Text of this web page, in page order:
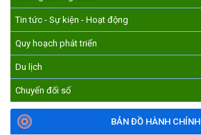
Tin tức - Sự kiện - Hoạt động
Quy hoạch phát triển
Du lịch
Chuyển đổi số
BẢN ĐỒ HÀNH CHÍNH